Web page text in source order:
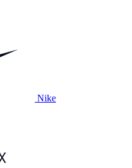
Nike